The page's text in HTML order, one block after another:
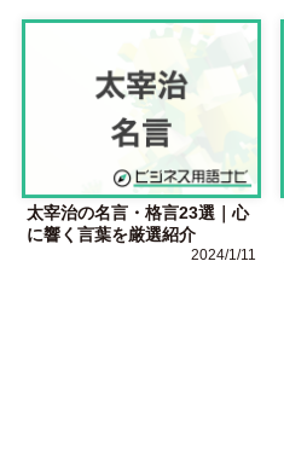
太宰治の名言・格言23選｜心
に響く言葉を厳選紹介
2024/1/11